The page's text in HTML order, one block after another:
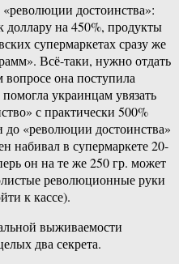
достоинства»:
доллару на 450%, продукты
супермаркетах сразу же
Всё-таки, нужно отдать
она поступила
украинцам увязать
с практически 500%
«революции достоинства»
набивал в супермаркете 20-
он на те же 250 гр. может
революционные руки
к кассе).
выживаемости
два секрета.